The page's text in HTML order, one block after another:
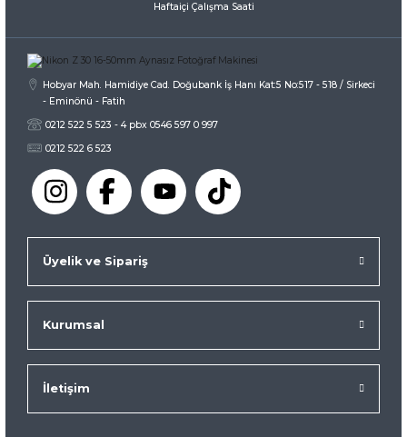
Haftaiçi Çalışma Saati
Hobyar Mah. Hamidiye Cad. Doğubank İş Hanı Kat:5 No:517 - 518 / Sirkeci
- Eminönü - Fatih
0212 522 5 523 - 4 pbx 0546 597 0 997
0212 522 6 523
Üyelik ve Sipariş
Kurumsal
İletişim